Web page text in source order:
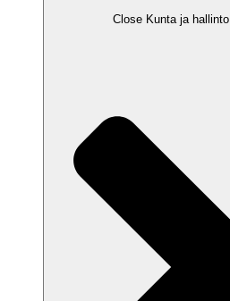
Close Kunta ja hallinto